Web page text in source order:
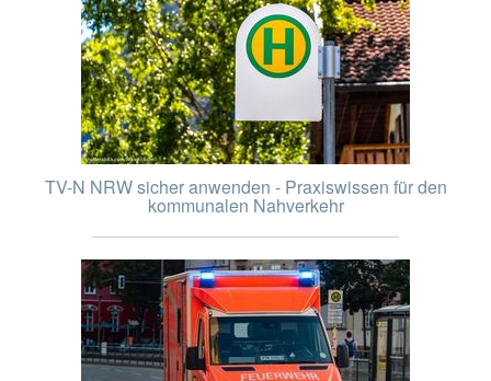
TV-N NRW sicher anwenden - Praxiswissen für den
kommunalen Nahverkehr